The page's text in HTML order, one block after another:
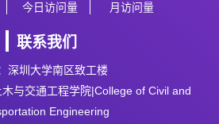
今日访问量 月访问量
联系我们
深圳大学南区致工楼
与交通工程学院|College of Civil and
Engineering